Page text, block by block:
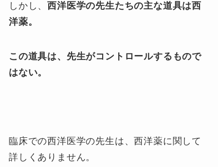
しかし、西洋医学の先生たちの主な道具は西
洋薬。
この道具は、先生がコントロールするもので
はない。
臨床での西洋医学の先生は、西洋薬に関して
詳しくありません。